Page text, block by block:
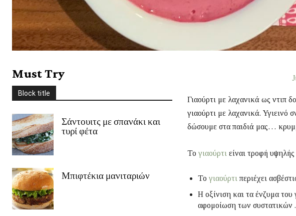
Must Try
Block title
Νηστεία
Ξηροί καρποί και σπόροι
Οργάνωση
Όσπρια
Παιδιά
Παραδοσιακές συνταγές
Πατάτα
Περιβάλλον Πίτες
Πρωινό
πρωτείνη Ρύζι
Σάλτσα
Σνακ Σοκολάτα
Σούπα
Σάντουιτς με σπανάκι και
τυρί φέτα
Μπιφτέκια μανιταριών
Γιαούρτι με λαχανικά ως ντιπ
γιαούρτι με λαχανικά. Υγιεινό
δώσουμε στα παιδιά μας…
Το γιαούρτι είναι τροφή υψηλής
Το γιαούρτι περιέχει
Η οξίνιση και τα ένζυμα
αφομοίωση των συστατικών .